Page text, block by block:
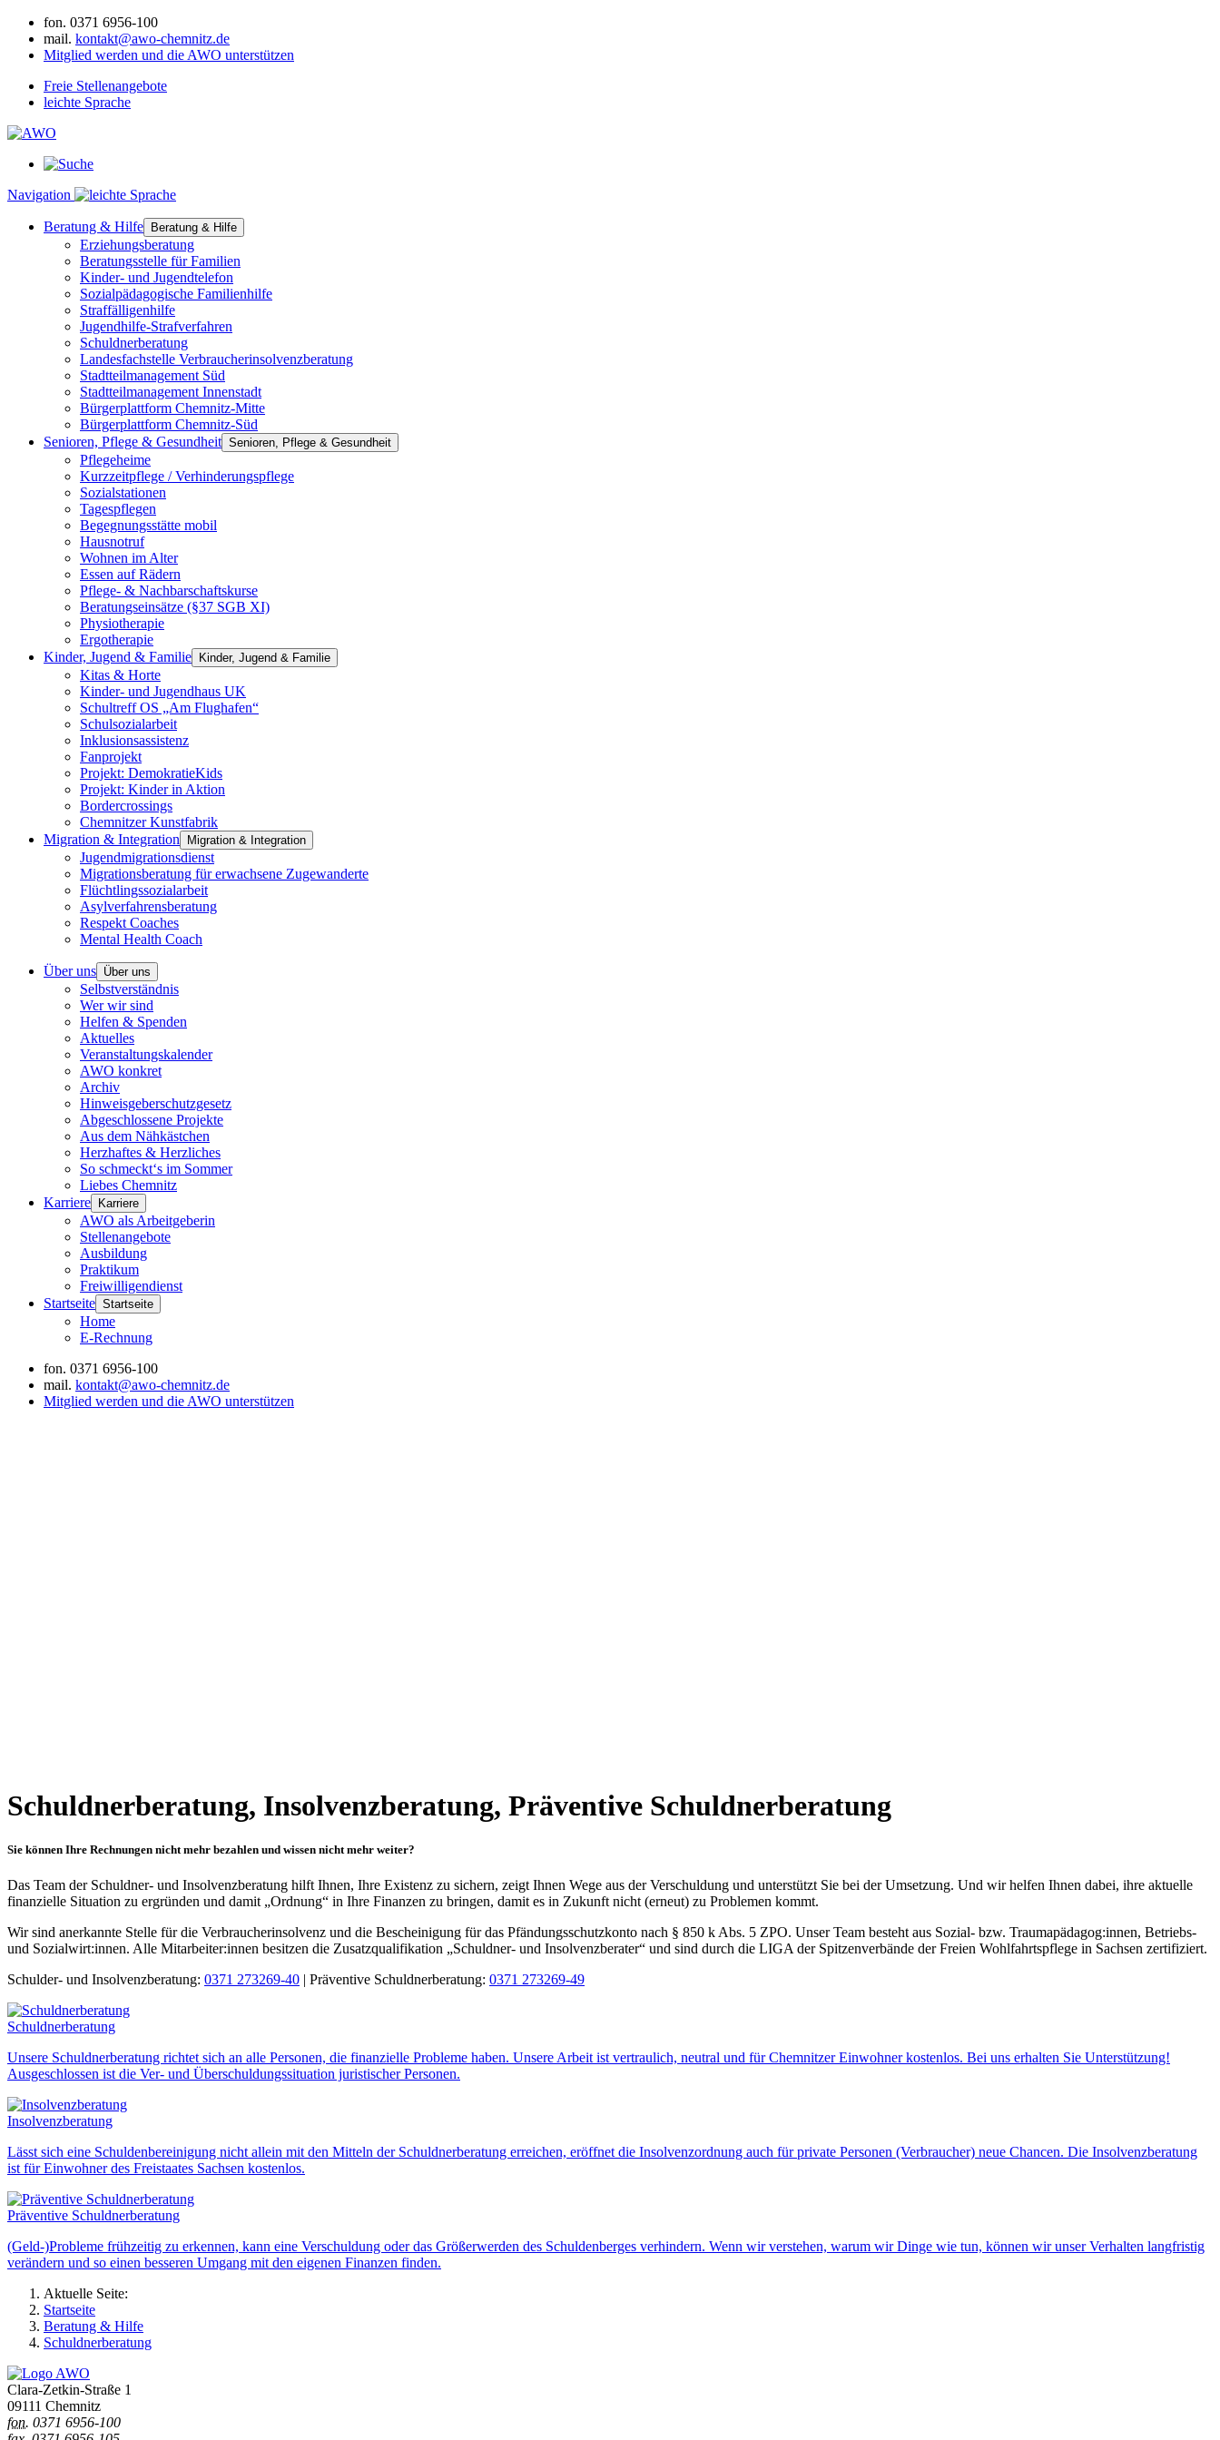
fon. 0371 6956-100
mail. kontakt@awo-chemnitz.de
Mitglied werden und die AWO unterstützen
Freie Stellenangebote
leichte Sprache
Navigation
Beratung & Hilfe Beratung & Hilfe
Erziehungsberatung
Beratungsstelle für Familien
Kinder- und Jugendtelefon
Sozialpädagogische Familienhilfe
Straffälligenhilfe
Jugendhilfe-Strafverfahren
Schuldnerberatung
Landesfachstelle Verbraucherinsolvenzberatung
Stadtteilmanagement Süd
Stadtteilmanagement Innenstadt
Bürgerplattform Chemnitz-Mitte
Bürgerplattform Chemnitz-Süd
Senioren, Pflege & Gesundheit Senioren, Pflege & Gesundheit
Pflegeheime
Kurzzeitpflege / Verhinderungspflege
Sozialstationen
Tagespflegen
Begegnungsstätte mobil
Hausnotruf
Wohnen im Alter
Essen auf Rädern
Pflege- & Nachbarschaftskurse
Beratungseinsätze (§37 SGB XI)
Physiotherapie
Ergotherapie
Kinder, Jugend & Familie
Kinder, Jugend & Familie
Kitas & Horte
Kinder- und Jugendhaus UK
Schultreff OS „Am Flughafen“
Schulsozialarbeit
Inklusionsassistenz
Fanprojekt
Projekt: DemokratieKids
Projekt: Kinder in Aktion
Bordercrossings
Chemnitzer Kunstfabrik
Migration & Integration
Migration & Integration
Jugendmigrationsdienst
Migrationsberatung für erwachsene Zugewanderte
Flüchtlingssozialarbeit
Asylverfahrensberatung
Respekt Coaches
Mental Health Coach
Über uns Über uns
Selbstverständnis
Wer wir sind
Helfen & Spenden
Aktuelles
Veranstaltungskalender
AWO konkret
Archiv
Hinweisgeberschutzgesetz
Abgeschlossene Projekte
Aus dem Nähkästchen
Herzhaftes & Herzliches
So schmeckt‘s im Sommer
Liebes Chemnitz
Karriere
Karriere
AWO als Arbeitgeberin
Stellenangebote
Ausbildung
Praktikum
Freiwilligendienst
Startseite Startseite
Home
E-Rechnung
fon. 0371 6956-100
mail. kontakt@awo-chemnitz.de
Mitglied werden und die AWO unterstützen
Schuldnerberatung, Insolvenzberatung, Präventive Schuldnerberatung
Sie können Ihre Rechnungen nicht mehr bezahlen und wissen nicht mehr weiter?
Das Team der Schuldner- und Insolvenzberatung hilft Ihnen, Ihre Existenz zu sichern, zeigt Ihnen Wege aus der Verschuldung und unterstützt Sie bei der Umsetzung. Und wir helfen Ihnen dabei, ihre aktuelle
finanzielle Situation zu ergründen und damit „Ordnung“ in Ihre Finanzen zu bringen, damit es in Zukunft nicht (erneut) zu Problemen kommt.
Wir sind anerkannte Stelle für die Verbraucherinsolvenz und die Bescheinigung für das Pfändungsschutzkonto nach § 850 k Abs. 5 ZPO. Unser Team besteht aus Sozial- bzw. Traumapädagog:innen, Betriebs-
und Sozialwirt:innen. Alle Mitarbeiter:innen besitzen die Zusatzqualifikation „Schuldner- und Insolvenzberater“ und sind durch die LIGA der Spitzenverbände der Freien Wohlfahrtspflege in Sachsen zertifiziert.
Schulder- und Insolvenzberatung: 0371 273269-40 | Präventive Schuldnerberatung: 0371 273269-49
Schuldnerberatung
Unsere Schuldnerberatung richtet sich an alle Personen, die finanzielle Probleme haben. Unsere Arbeit ist vertraulich, neutral und für Chemnitzer Einwohner kostenlos. Bei uns erhalten Sie Unterstützung!
Ausgeschlossen ist die Ver- und Überschuldungssituation juristischer Personen.
Insolvenzberatung
Lässt sich eine Schuldenbereinigung nicht allein mit den Mitteln der Schuldnerberatung erreichen, eröffnet die Insolvenzordnung auch für private Personen (Verbraucher) neue Chancen. Die Insolvenzberatung
ist für Einwohner des Freistaates Sachsen kostenlos.
Präventive Schuldnerberatung
(Geld-)Probleme frühzeitig zu erkennen, kann eine Verschuldung oder das Größerwerden des Schuldenberges verhindern. Wenn wir verstehen, warum wir Dinge wie tun, können wir unser Verhalten langfristig
verändern und so einen besseren Umgang mit den eigenen Finanzen finden.
Aktuelle Seite:
Startseite
Beratung & Hilfe
Schuldnerberatung
Clara-Zetkin-Straße 1
09111 Chemnitz
fon. 0371 6956-100